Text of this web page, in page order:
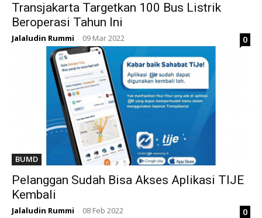
Transjakarta Targetkan 100 Bus Listrik
Beroperasi Tahun Ini
Jalaludin Rummi - 09 Mar 2022 0
BUMD
Pelanggan Sudah Bisa Akses Aplikasi TIJE
Kembali
Jalaludin Rummi - 08 Feb 2022 0